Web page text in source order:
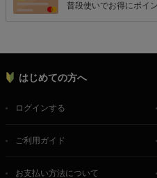
普段使いでお得にポイ
はじめての方へ
ログインする
ご利用ガイド
お支払い方法について